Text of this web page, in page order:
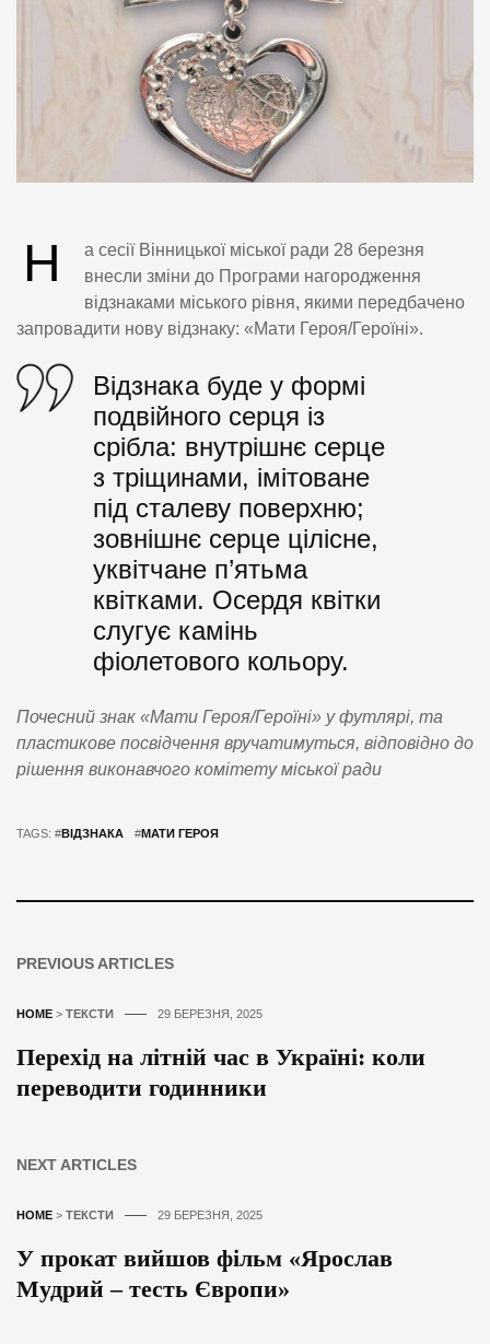
Н
а сесії Вінницької міської ради 28 березня
внесли зміни до Програми нагородження
відзнаками міського рівня, якими передбачено
запровадити нову відзнаку: «Мати Героя/Героїні».
Відзнака буде у формі
подвійного серця із
срібла: внутрішнє серце
з тріщинами, імітоване
під сталеву поверхню;
зовнішнє серце цілісне,
уквітчане п’ятьма
квітками. Осердя квітки
слугує камінь
фіолетового кольору.
Почесний знак «Мати Героя/Героїні» у футлярі, та
пластикове посвідчення вручатимуться, відповідно до
рішення виконавчого комітету міської ради
TAGS: #ВІДЗНАКА #МАТИ ГЕРОЯ
PREVIOUS ARTICLES
HOME > ТЕКСТИ 29 БЕРЕЗНЯ, 2025
Перехід на літній час в Україні: коли
переводити годинники
NEXT ARTICLES
HOME > ТЕКСТИ 29 БЕРЕЗНЯ, 2025
У прокат вийшов фільм «Ярослав
Мудрий – тесть Європи»